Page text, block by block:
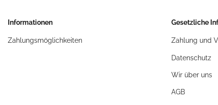
Informationen
Zahlungsmöglichkeiten
Gesetzliche
Zahlung und
Datenschutz
Wir über uns
AGB